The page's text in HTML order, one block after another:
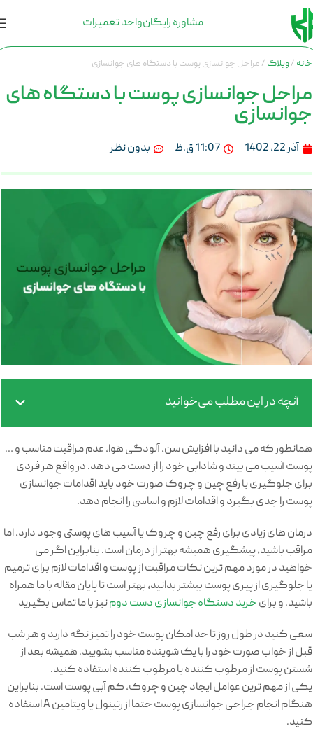
مشاوره رایگانواحد تعمیرات
خانه وبلاگ مراحل جوانسازی پوست با دستگاه های جوانسازی
مراحل جوانسازی پوست با دستگاه های
جوانسازی
آذر 22, 1402 11:07 ق.ظ بدون نظر
آنچه در این مطلب می‌خوانید
همانطور که می دانید با افزایش سن، آلودگی هوا، عدم مراقبت مناسب و …
پوست آسیب می بیند و شادابی خود را از دست می دهد. در واقع هر فردی
برای جلوگیری یا رفع چین و چروک صورت خود باید اقدامات جوانسازی
پوست را جدی بگیرد و اقدامات لازم و اساسی را انجام دهد.
درمان های زیادی برای رفع چین و چروک یا آسیب های پوستی وجود دارد، اما
مراقب باشید، پیشگیری همیشه بهتر از درمان است. بنابراین اگر می
خواهید در مورد مهم ترین نکات مراقبت از پوست و اقدامات لازم برای ترمیم
یا جلوگیری از پیری پوست بیشتر بدانید، بهتر است تا پایان مقاله با ما همراه
باشید. و برایخرید دستگاه جوانسازی دست دومنیز با ما تماس بگیرید
سعی کنید در طول روز تا حد امکان پوست خود را تمیز نگه دارید و هر شب
قبل از خواب صورت خود را با یک شوینده مناسب بشویید. همیشه بعد از
شستن پوست از مرطوب کننده یا مرطوب کننده استفاده کنید.
یکی از مهم ترین عوامل ایجاد چین و چروک، کم آبی پوست است. بنابراین
هنگام انجام جراحی جوانسازی پوست حتما از رتینول یا ویتامین A استفاده
کنید.